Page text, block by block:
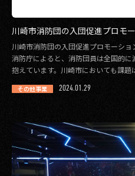
川崎市消防団の入団促進プロモ
川崎市消防団の入団促進プロモーシ
消防庁によると、消防団員は全国的
抱えています。川崎市においても課
その他事業 2024.01.29